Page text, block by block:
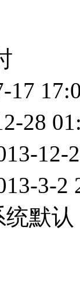
17
28
12-
3-2
默认